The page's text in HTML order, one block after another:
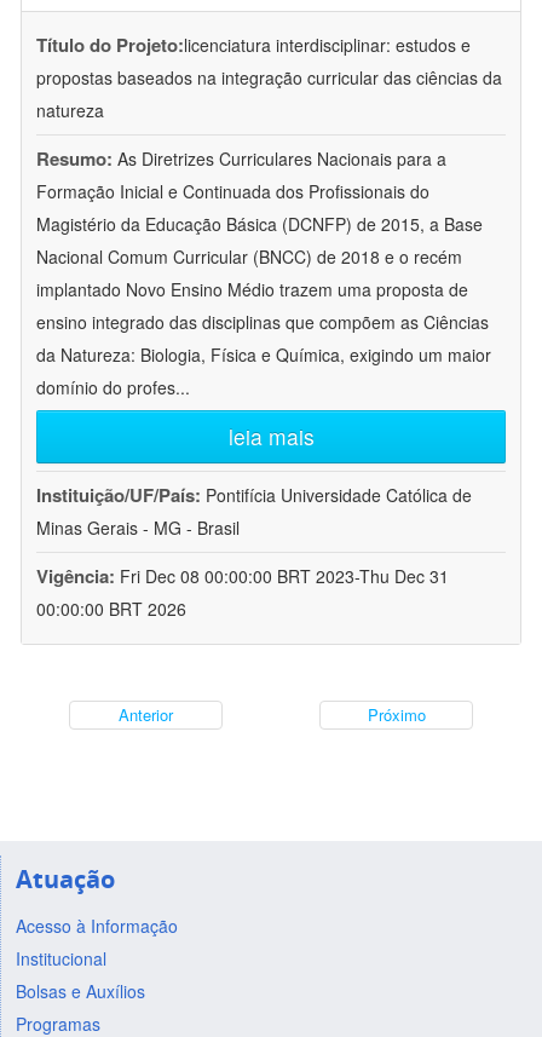
Título do Projeto:licenciatura interdisciplinar: estudos e
propostas baseados na integração curricular das ciências da
natureza
Resumo: As Diretrizes Curriculares Nacionais para a
Formação Inicial e Continuada dos Profissionais do
Magistério da Educação Básica (DCNFP) de 2015, a Base
Nacional Comum Curricular (BNCC) de 2018 e o recém
implantado Novo Ensino Médio trazem uma proposta de
ensino integrado das disciplinas que compõem as Ciências
da Natureza: Biologia, Física e Química, exigindo um maior
domínio do profes...
leia mais
Instituição/UF/País: Pontifícia Universidade Católica de
Minas Gerais - MG - Brasil
Vigência: Fri Dec 08 00:00:00 BRT 2023-Thu Dec 31
00:00:00 BRT 2026
Anterior Próximo
Atuação
Acesso à Informação
Institucional
Bolsas e Auxílios
Programas